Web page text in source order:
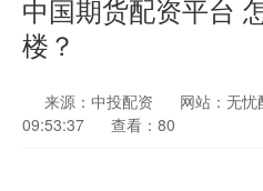
中国期货配资平台
楼？
来源：中投配资 网站：无忧
09:53:37
查看：80